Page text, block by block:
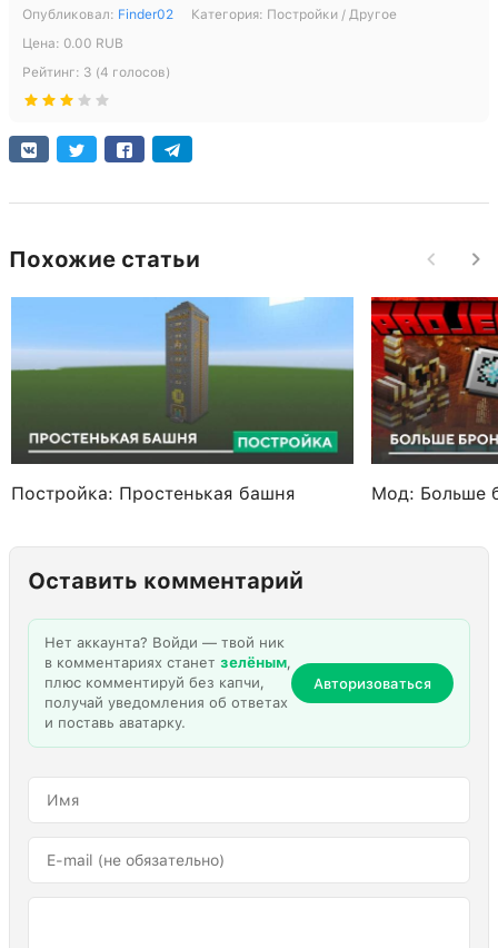
Опубликовал: Finder02 Категория: Постройки / Другое
Цена: 0.00 RUB
Рейтинг: 3 (4 голосов)
Похожие статьи
Постройка: Простенькая башня Мод: Больше
Оставить комментарий
Нет аккаунта? Войди — твой ник
в комментариях станет зелёным,
плюс комментируй без капчи,
получай уведомления об ответах
и поставь аватарку.
Авторизоваться